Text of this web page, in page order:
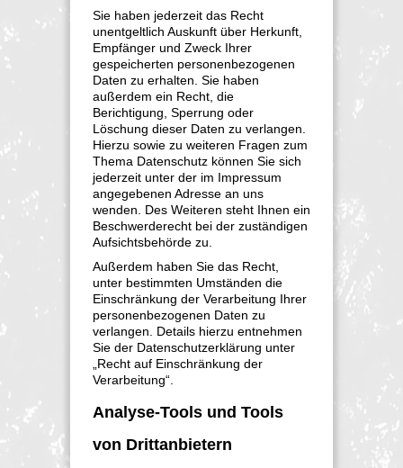
Sie haben jederzeit das Recht
unentgeltlich Auskunft über Herkunft,
Empfänger und Zweck Ihrer
gespeicherten personenbezogenen
Daten zu erhalten. Sie haben
außerdem ein Recht, die
Berichtigung, Sperrung oder
Löschung dieser Daten zu verlangen.
Hierzu sowie zu weiteren Fragen zum
Thema Datenschutz können Sie sich
jederzeit unter der im Impressum
angegebenen Adresse an uns
wenden. Des Weiteren steht Ihnen ein
Beschwerderecht bei der zuständigen
Aufsichtsbehörde zu.
Außerdem haben Sie das Recht,
unter bestimmten Umständen die
Einschränkung der Verarbeitung Ihrer
personenbezogenen Daten zu
verlangen. Details hierzu entnehmen
Sie der Datenschutzerklärung unter
„Recht auf Einschränkung der
Verarbeitung“.
Analyse-Tools und Tools
von Drittanbietern